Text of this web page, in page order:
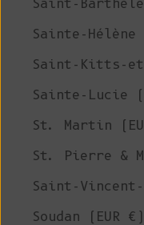
Saint-
Sainte-Hélène
Saint-Kitts-
Sainte-Lucie
St. Martin
St. Pierre &
Saint-Vincent-
Soudan (EUR €)